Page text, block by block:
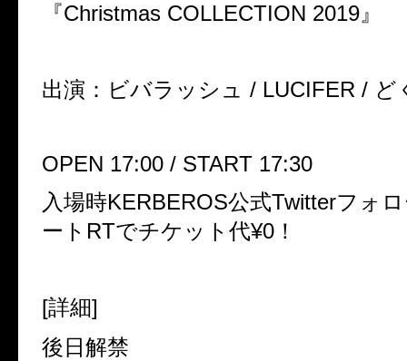
『Christmas COLLECTION 2019』
出演：ビバラッシュ / LUCIFER / ど
OPEN 17:00 / START 17:30
入場時KERBEROS公式Twitterフォ
ートRTでチケット代¥0！
[詳細]
後日解禁